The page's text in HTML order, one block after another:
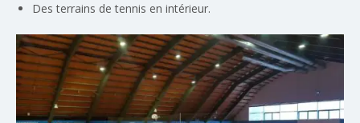
Des terrains de tennis en intérieur.